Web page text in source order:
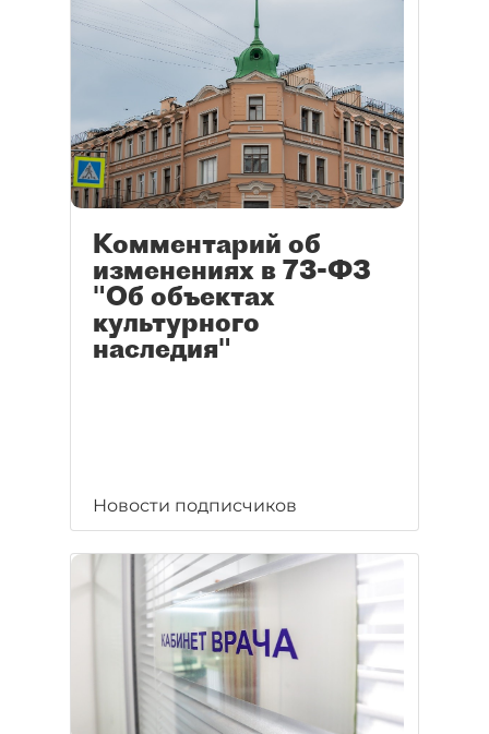
Комментарий об
изменениях в 73-ФЗ
"Об объектах
культурного
наследия"
Новости подписчиков